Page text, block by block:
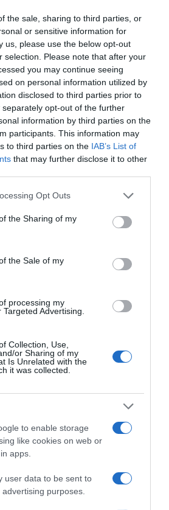
the sale, sharing to third parties, or
or sensitive information for
us, please use the below opt-out
selection. Please note that after your
you may continue seeing
on personal information utilized by
disclosed to third parties prior to
opt-out of the further
information by third parties on the
participants. This information may
to third parties on the IAB’s List of
that may further disclose it to other
app uses one or more Google
or usage behaviour. You may click to
Google and its third-party tags to
specified purposes in below Google
Opt Outs
the Sharing of my
the Sale of my
processing my
Advertising.
Collection, Use,
or Sharing of my
Is Unrelated with the
it was collected.
to enable storage
like cookies on web or
apps.
user data to be sent to
purposes.
που τραυματίστηκε
στη Συκιά
νέων σιδηροτροχιών στο
– Το έργο παραδίδεται
5 μήνες νωρίτερα
το debater.gr στο
Google News
όλες τις ειδήσεις
Tweet